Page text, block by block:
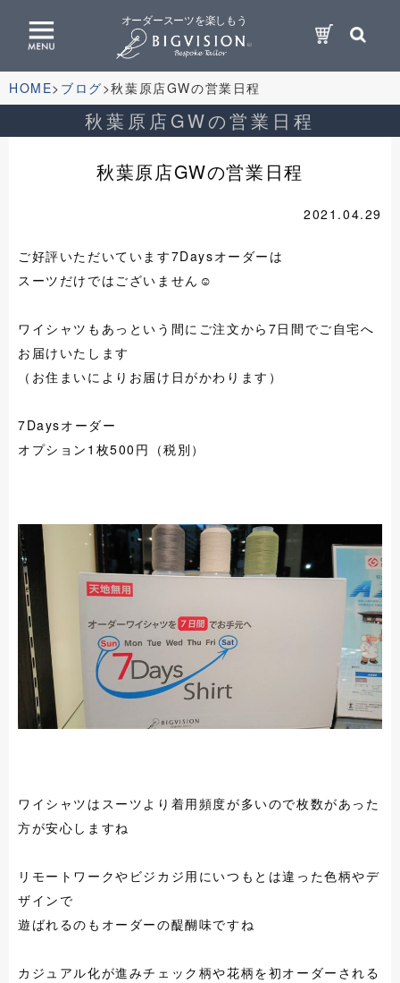
オーダースーツを楽しもう
HOME ブログ 秋葉原店GWの営業日程
秋葉原店GWの営業日程
秋葉原店GWの営業日程
2021.04.29
ご好評いただいています7Daysオーダーは
スーツだけではございません☺
ワイシャツもあっという間にご注文から7日間でご自宅へ
お届けいたします
（お住まいによりお届け日がかわります）
7Daysオーダー
オプション1枚500円（税別）
ワイシャツはスーツより着用頻度が多いので枚数があった
方が安心しますね
リモートワークやビジカジ用にいつもとは違った色柄やデ
ザインで
遊ばれるのもオーダーの醍醐味ですね
カジュアル化が進みチェック柄や花柄を初オーダーされる